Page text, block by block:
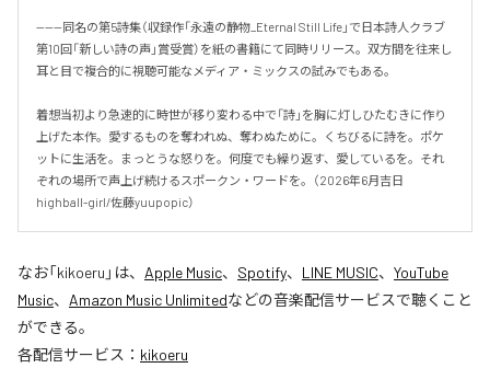
------同名の第5詩集（収録作「永遠の静物_Eternal Still Life」で日本詩人クラブ
第10回「新しい詩の声」賞受賞）を紙の書籍にて同時リリース。双方間を往来し
耳と目で複合的に視聴可能なメディア・ミックスの試みでもある。
着想当初より急速的に時世が移り変わる中で「詩」を胸に灯しひたむきに作り
上げた本作。愛するものを奪われぬ、奪わぬために。くちびるに詩を。ポケ
ットに生活を。まっとうな怒りを。何度でも繰り返す、愛しているを。それ
ぞれの場所で声上げ続けるスポークン・ワードを。（2026年6月吉日
highball-girl/佐藤yuupopic）
なお「kikoeru 」は、 Apple Music、 Spotify、 LINE MUSIC、 YouTube
Music、 Amazon Music Unlimitedなどの音楽配信サービスで聴くこと
ができる。
各配信サービス： kikoeru